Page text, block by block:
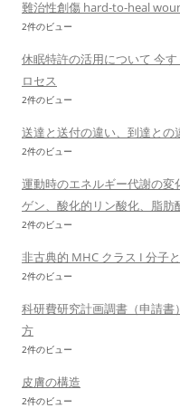
難治性創傷 hard-to-heal
2件のビュー
休眠特許の活用について 今
ロセス
2件のビュー
送達と送付の違い、到達との
2件のビュー
運動時のエネルギー代謝の
ゲン、酸化的リン酸化、脂肪
2件のビュー
非古典的 MHC クラス I 分子
2件のビュー
科研費研究計画調書（申請書
方
2件のビュー
皮膚の構造
2件のビュー